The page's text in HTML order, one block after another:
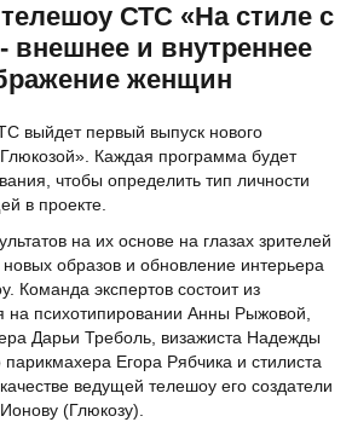
СТС «На стиле с
внешнее и внутреннее
женщин
выйдет первый выпуск нового
Каждая программа будет
чтобы определить тип личности
в проекте.
на их основе на глазах зрителей
образов и обновление интерьера
Команда экспертов состоит из
психотипировании Анны Рыжовой,
Дарьи Треболь, визажиста Надежды
парикмахера Егора Рябчика и стилиста
ведущей телешоу его создатели
(Глюкозу).